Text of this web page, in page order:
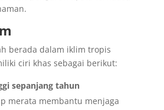
berada dalam iklim tropis
ciri khas sebagai berikut:
sepanjang tahun
merata membantu menjaga